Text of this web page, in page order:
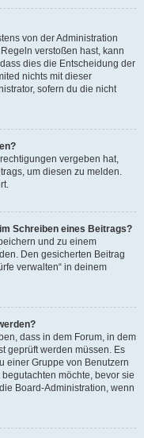
von der Administration
verstoßen hast, kann
dies die Entscheidung der
nichts mit dieser
sofern du die nicht
vergeben hat,
um diesen zu melden.
Schreiben eines Beitrags?
und zu einem
Den gesicherten Beitrag
verwalten“ in deinem
dass in dem Forum, in dem
geprüft werden müssen. Es
einer Gruppe von Benutzern
möchte, bevor sie
Board-Administration, wenn